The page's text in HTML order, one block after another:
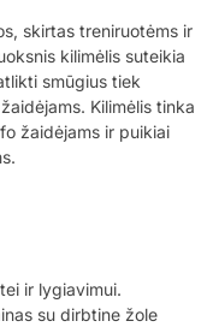
skirtas treniruotėms ir
kilimėlis suteikia
smūgius tiek
Kilimėlis tinka
žaidėjams ir puikiai
ir lygiavimui.
su dirbtine žole